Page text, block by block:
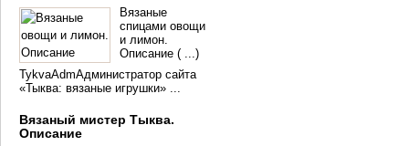
Вязаные
спицами овощи
и лимон.
Описание ( ...)
TykvaAdmАдминистратор сайта
«Тыква: вязаные игрушки» ...
Вязаный мистер Тыква.
Описание